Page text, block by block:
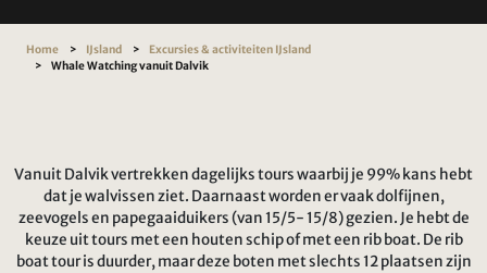
Home IJsland
Excursies & activiteiten IJsland
Whale Watching vanuit Dalvik
Vanuit Dalvik vertrekken dagelijks tours waarbij je 99% kans hebt
dat je walvissen ziet. Daarnaast worden er vaak dolfijnen,
zeevogels en papegaaiduikers (van 15/5- 15/8) gezien. Je hebt de
keuze uit tours met een houten schip of met een rib boat. De rib
boat tour is duurder, maar deze boten met slechts 12 plaatsen zijn